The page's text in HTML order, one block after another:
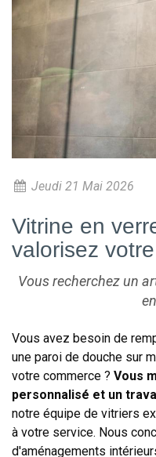
Jeudi 21 Mai 2026
Vitrine en
valorisez
Vous recherchez un
Vous avez besoin de
une paroi de douche sur
votre commerce ? Vous
personnalisé et un
notre équipe de vitriers
à votre service. Nous
d'aménagements